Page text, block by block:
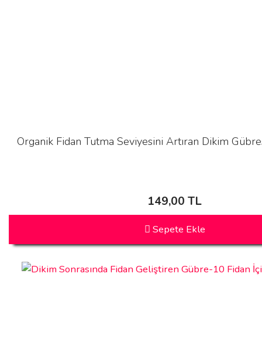
Organik Fidan Tutma Seviyesini Artıran Dikim
149,00 TL
Sepete Ekle